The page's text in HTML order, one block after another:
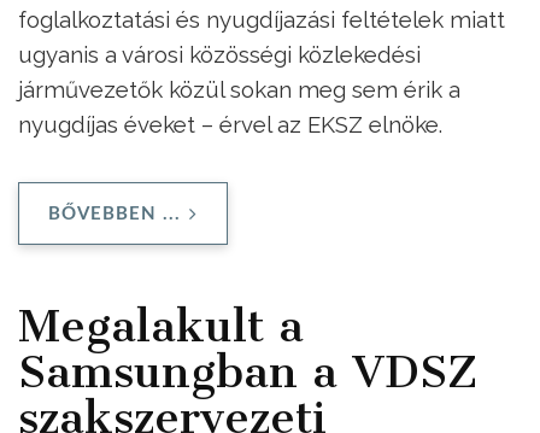
foglalkoztatási és nyugdíjazási feltételek miatt
ugyanis a városi közösségi közlekedési
járművezetők közül sokan meg sem érik a
nyugdíjas éveket – érvel az EKSZ elnöke.
BŐVEBBEN ...
Megalakult a
Samsungban a VDSZ
szakszervezeti